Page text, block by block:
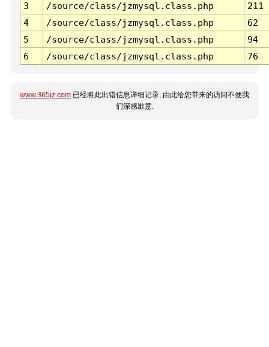
3 /source/class/jzmysql.class.php
211
4
/source/class/jzmysql.class.php
62
5
/source/class/jzmysql.class.php
94
6
/source/class/jzmysql.class.php 76
www.365jz.com 已经将此出错信息详细记录, 由此给您带来的访问不便我
们深感歉意.